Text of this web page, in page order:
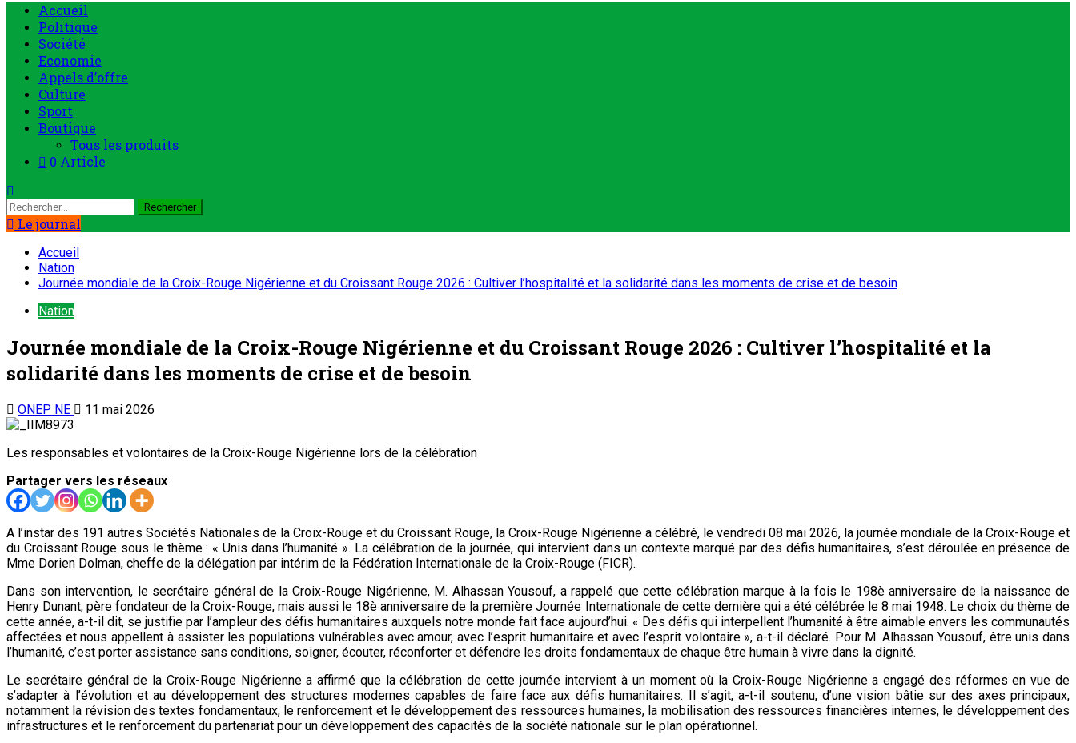
Accueil
Politique
Société
Economie
Appels d’offre
Culture
Sport
Boutique
Tous les produits
0 Article
Le journal
Accueil
Nation
Journée mondiale de la Croix-Rouge Nigérienne et du Croissant Rouge 2026 : Cultiver l’hospitalité et la solidarité dans les moments de crise et de besoin
Nation
Journée mondiale de la Croix-Rouge Nigérienne et du Croissant Rouge 2026 : Cultiver l’hospitalité et la
solidarité dans les moments de crise et de besoin
ONEP NE 11 mai 2026
Les responsables et volontaires de la Croix-Rouge Nigérienne lors de la célébration
Partager vers les réseaux
A l’instar des 191 autres Sociétés Nationales de la Croix-Rouge et du Croissant Rouge, la Croix-Rouge Nigérienne a célébré, le vendredi 08 mai 2026, la journée mondiale de la Croix-Rouge et
du Croissant Rouge sous le thème : « Unis dans l’humanité ». La célébration de la journée, qui intervient dans un contexte marqué par des défis humanitaires, s’est déroulée en présence de
Mme Dorien Dolman, cheffe de la délégation par intérim de la Fédération Internationale de la Croix-Rouge (FICR).
Dans son intervention, le secrétaire général de la Croix-Rouge Nigérienne, M. Alhassan Yousouf, a rappelé que cette célébration marque à la fois le 198è anniversaire de la naissance de
Henry Dunant, père fondateur de la Croix-Rouge, mais aussi le 18è anniversaire de la première Journée Internationale de cette dernière qui a été célébrée le 8 mai 1948. Le choix du thème de
cette année, a-t-il dit, se justifie par l’ampleur des défis humanitaires auxquels notre monde fait face aujourd’hui. « Des défis qui interpellent l’humanité à être aimable envers les communautés
affectées et nous appellent à assister les populations vulnérables avec amour, avec l’esprit humanitaire et avec l’esprit volontaire », a-t-il déclaré. Pour M. Alhassan Yousouf, être unis dans
l’humanité, c’est porter assistance sans conditions, soigner, écouter, réconforter et défendre les droits fondamentaux de chaque être humain à vivre dans la dignité.
Le secrétaire général de la Croix-Rouge Nigérienne a affirmé que la célébration de cette journée intervient à un moment où la Croix-Rouge Nigérienne a engagé des réformes en vue de
s’adapter à l’évolution et au développement des structures modernes capables de faire face aux défis humanitaires. Il s’agit, a-t-il soutenu, d’une vision bâtie sur des axes principaux,
notamment la révision des textes fondamentaux, le renforcement et le développement des ressources humaines, la mobilisation des ressources financières internes, le développement des
infrastructures et le renforcement du partenariat pour un développement des capacités de la société nationale sur le plan opérationnel.